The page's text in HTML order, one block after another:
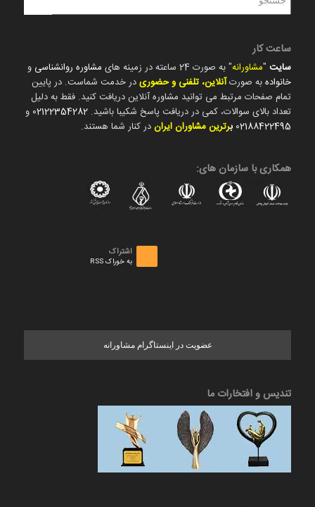
ساعت کار
سایت"مشاورانه" به صورت 24 ساعته در زمینه های مشاوره روانشناسی و
خانوادهبه صورتآنلاین، تلفنی و حضوریدر خدمت شماست. در پایین
تمام صفحات مرتبط می توانید مشاوره آنلاین دریافت کنید. فقط به دلیل
تعداد بالای سوالات، کمی در دریافت پاسخ شکیبا باشید. 02122354282 و
02188422495 برترین مشاوران ایراندر کنار شما هستند.
همکاری با سازمان های:
اشتراک
به خوراک RSS
عضویت در اینستاگرام مشاورانه
تندیس و افتخارات ما